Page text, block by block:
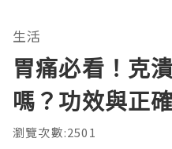
生活
胃痛必看！克
嗎？功效與正
瀏覽次數:2501